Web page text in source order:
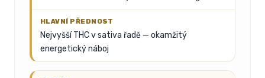
Nejvyšší THC v sativa řadě — okamžitý
energetický náboj